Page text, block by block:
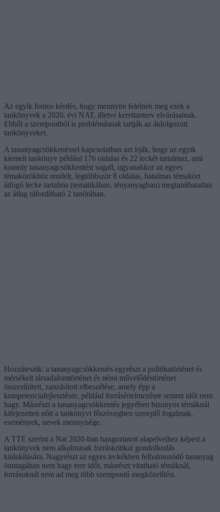
Az egyik fontos kérdés, hogy mennyire felelnek meg ezek a
tankönyvek a 2020. évi NAT, illetve kerettanterv elvárásainak.
Ebből a szempontból is problémásnak tartják az átdolgozott
tankönyveket.
A tananyagcsökkenéssel kapcsolatban azt írják, hogy az egyik
kiemelt tankönyv például 176 oldalas és 22 leckét tartalmaz, ami
komoly tananyagcsökkentést sugall, ugyanakkor az egyes
témakörökhöz rendelt, legtöbbször 8 oldalas, hatalmas témakört
átfogó lecke tartalma (tematikában, tényanyagban) megtaníthatatlan
az átlag ráfordítható 2 tanórában.
Hozzáteszik: a tananyagcsökkentés egyrészt a politikatörténet és
mérsékelt társadalomtörténet és némi művelődéstörténet
összesűrített, zanzásított elbeszélése, amely épp a
kompetenciafejlesztésre, például forrásértelmezésre semmi időt nem
hagy. Másrészt a tananyagcsökkentés jegyében bizonyos témáknál
kifejezetten nőtt a tankönyvi főszövegben szereplő fogalmak,
események, nevek mennyisége.
A TTE szerint a Nat 2020-ban hangoztatott alapelveihez képest a
tankönyvek nem alkalmasak forráskritikai gondolkodás
kialakítására. Nagyrészt az egyes leckékben felhalmozódó tananyag
önmagában nem hagy erre időt, másrészt vitatható témáknál,
forrásoknál nem ad meg több szempontú megközelítést.